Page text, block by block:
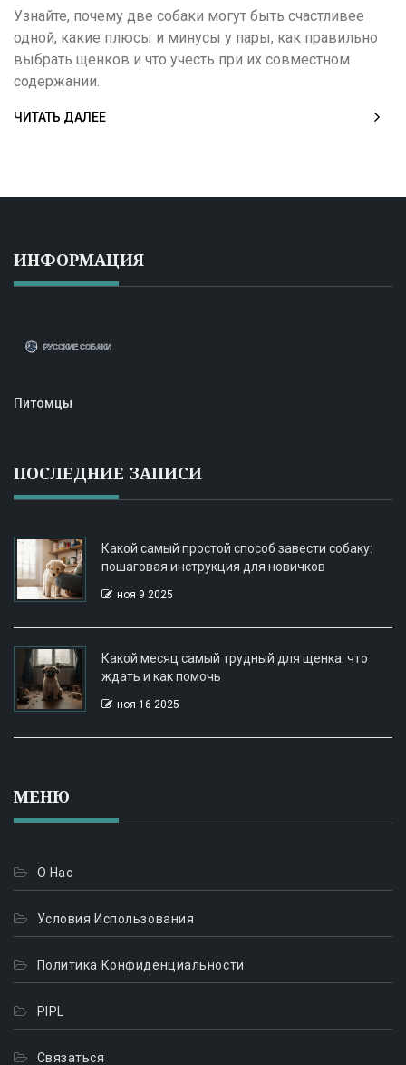
Узнайте, почему две собаки могут быть счастливее
одной, какие плюсы и минусы у пары, как правильно
выбрать щенков и что учесть при их совместном
содержании.
ЧИТАТЬ ДАЛЕЕ
ИНФОРМАЦИЯ
Питомцы
ПОСЛЕДНИЕ ЗАПИСИ
Какой самый простой способ завести собаку:
пошаговая инструкция для новичков
ноя 9 2025
Какой месяц самый трудный для щенка: что
ждать и как помочь
ноя 16 2025
МЕНЮ
О Нас
Условия Использования
Политика Конфиденциальности
PIPL
Связаться